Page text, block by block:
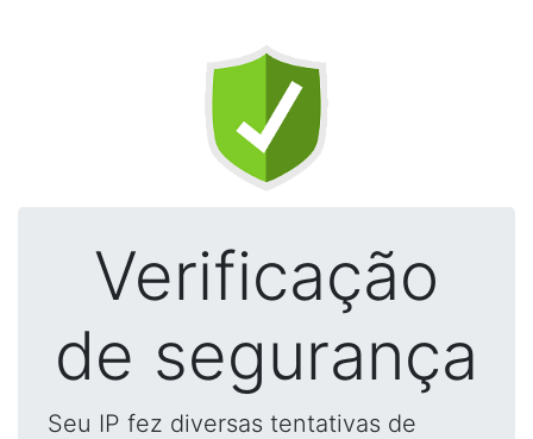
Verificação
de segurança
Seu IP fez diversas tentativas de